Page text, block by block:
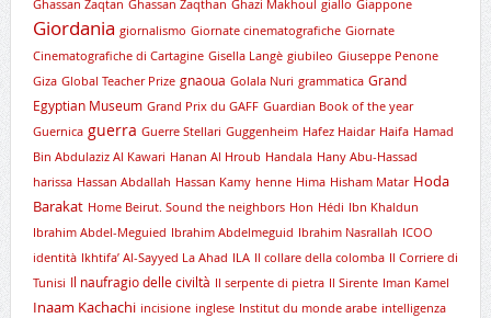
Ghassan Zaqtan Ghassan Zaqthan Ghazi Makhoul giallo Giappone
Giordania giornalismo Giornate cinematografiche Giornate
Cinematografiche di Cartagine Gisella Langè giubileo Giuseppe Penone
Giza Global Teacher Prize gnaoua Golala Nuri grammatica Grand
Egyptian Museum Grand Prix du GAFF Guardian Book of the year
Guernica guerra Guerre Stellari Guggenheim Hafez Haidar Haifa Hamad
Bin Abdulaziz Al Kawari Hanan Al Hroub Handala Hany Abu-Hassad
harissa Hassan Abdallah Hassan Kamy henne Hima Hisham Matar Hoda
Barakat Home Beirut. Sound the neighbors Hon Hédi Ibn Khaldun
Ibrahim Abdel-Meguied Ibrahim Abdelmeguid Ibrahim Nasrallah ICOO
identità Ikhtifa’ Al-Sayyed La Ahad ILA Il collare della colomba Il Corriere di
Tunisi Il naufragio delle civiltà Il serpente di pietra Il Sirente Iman Kamel
Inaam Kachachi incisione inglese Institut du monde arabe intelligenza